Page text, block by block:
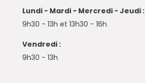
Lundi - Mardi - Mercredi - Jeudi :
9h30 - 13h et 13h30 - 16h
Vendredi :
9h30 - 13h